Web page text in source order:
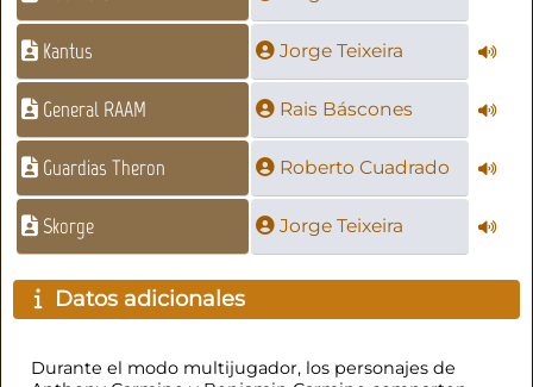
Kantus Jorge Teixeira
General RAAM Rais Báscones
Guardias Theron Roberto Cuadrado
Skorge Jorge Teixeira
Datos adicionales
Durante el modo multijugador, los personajes de